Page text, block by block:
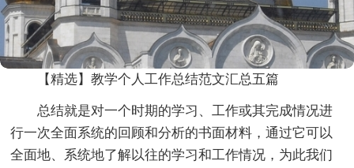
【精选】教学个人工作总结范文汇总五篇
总结就是对一个时期的学习、工作或其完成情况进
行一次全面系统的回顾和分析的书面材料，通过它可以
全面地、系统地了解以往的学习和工作情况，为此我们